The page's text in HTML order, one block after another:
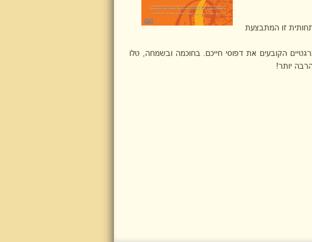
זו המתבצעת
הקובעים את דפוסי חייכם
בחוכמה ובשמחה, טלו
יותר!